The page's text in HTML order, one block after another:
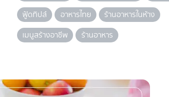
ฟู้ดทิปส์
อาหารไทย
ร้านอาหารในห้าง
เมนูสร้างอาชีพ
ร้านอาหาร